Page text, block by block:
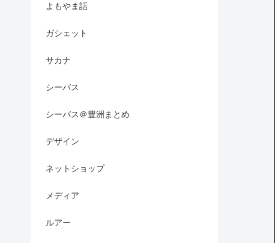
よもやま話
ガシェット
サカナ
シーバス
シーバス＠豊洲まとめ
デザイン
ネットショップ
メディア
ルアー